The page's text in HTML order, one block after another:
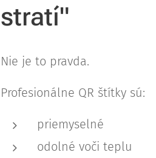
stratí"
Nie je to pravda.
Profesionálne QR štítky sú:
priemyselné
odolné voči teplu